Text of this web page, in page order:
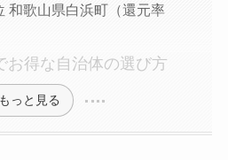
和歌山県白浜町（還元率
お得な自治体の選び方
もっと見る